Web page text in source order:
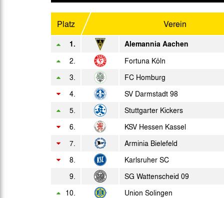
Di. 18.03.1986
Fr. 21.03.1986
Do. 27.03.1986
Fr. 04.04.1986
Di. 08.04.1986
Fr. 11.04.1986
Platz Verein
1. Alemannia Aachen
2. Fortuna Köln
3. FC Homburg
4. SV Darmstadt 98
5. Stuttgarter Kickers
6. KSV Hessen Kassel
7. Arminia Bielefeld
8. Karlsruher SC
9. SG Wattenscheid 09
10. Union Solingen